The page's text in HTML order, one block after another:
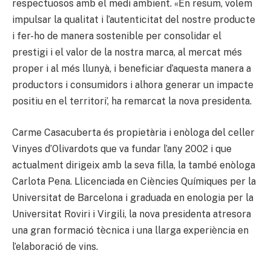
respectuosos amb el medi ambient. «En resum, volem
impulsar la qualitat i l’autenticitat del nostre producte
i fer-ho de manera sostenible per consolidar el
prestigi i el valor de la nostra marca, al mercat més
proper i al més llunyà, i beneficiar d’aquesta manera a
productors i consumidors i alhora generar un impacte
positiu en el territori’, ha remarcat la nova presidenta.
Carme Casacuberta és propietària i enòloga del celler
Vinyes d’Olivardots que va fundar l’any 2002 i que
actualment dirigeix amb la seva filla, la també enòloga
Carlota Pena. Llicenciada en Ciències Químiques per la
Universitat de Barcelona i graduada en enologia per la
Universitat Roviri i Virgili, la nova presidenta atresora
una gran formació tècnica i una llarga experiència en
l’elaboració de vins.